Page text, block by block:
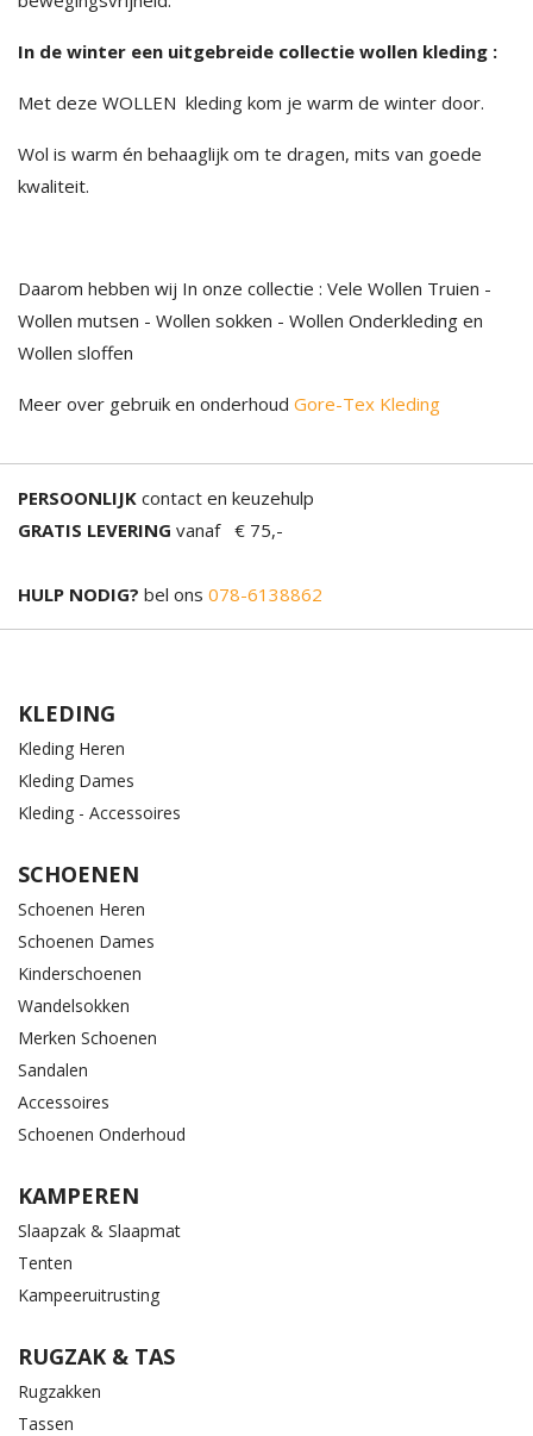
In de winter een uitgebreide collectie wollen kleding :
Met deze WOLLEN kleding kom je warm de winter door.
Wol is warm én behaaglijk om te dragen, mits van goede
kwaliteit.
Daarom hebben wij In onze collectie : Vele Wollen Truien -
Wollen mutsen - Wollen sokken - Wollen Onderkleding en
Wollen sloffen
Meer over gebruik en onderhoud Gore-Tex Kleding
PERSOONLIJK contact en keuzehulp
GRATIS LEVERING vanaf € 75,-
HULP NODIG? bel ons 078-6138862
KLEDING
Kleding Heren
Kleding Dames
Kleding - Accessoires
SCHOENEN
Schoenen Heren
Schoenen Dames
Kinderschoenen
Wandelsokken
Merken Schoenen
Sandalen
Accessoires
Schoenen Onderhoud
KAMPEREN
Slaapzak & Slaapmat
Tenten
Kampeeruitrusting
RUGZAK & TAS
Rugzakken
Tassen